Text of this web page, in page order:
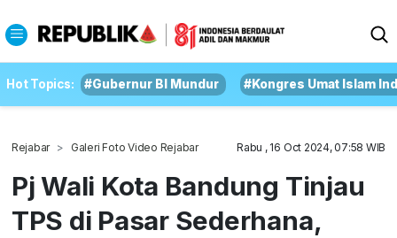
Hot Topics: #Gubernur BI Mundur #Kongres Umat Islam
Rejabar Galeri Foto Video Rejabar Rabu , 16 Oct 2024, 07:58 WIB
Pj Wali Kota Bandung Tinjau
TPS di Pasar Sederhana,